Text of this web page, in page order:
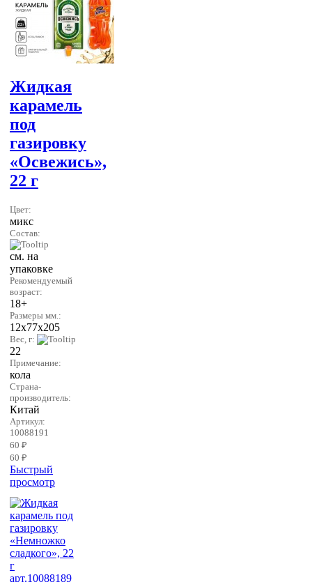
Жидкая
карамель
под
газировку
«Освежись»,
22 г
Цвет:
микс
Состав:
см. на
упаковке
Рекомендуемый
возраст:
18+
Размеры мм.:
12х77х205
Вес, г:
22
Примечание:
кола
Страна-
производитель:
Китай
Артикул:
10088191
60 ₽
60 ₽
Быстрый
просмотр